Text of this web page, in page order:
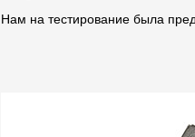
Нам на тестирование была